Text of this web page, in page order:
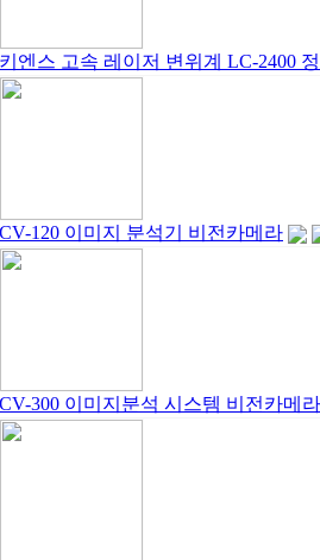
키엔스 고속 레이저 변위계 LC-2400
CV-120 이미지 분석기 비전카메라
CV-300 이미지분석 시스템 비전카메라